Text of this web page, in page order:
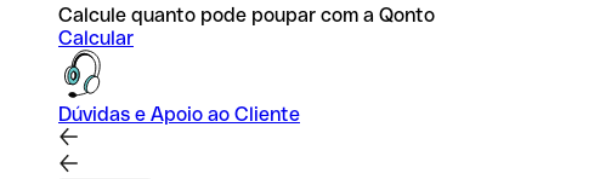
Calcule quanto pode poupar com a Qonto
Calcular
Dúvidas e Apoio ao Cliente